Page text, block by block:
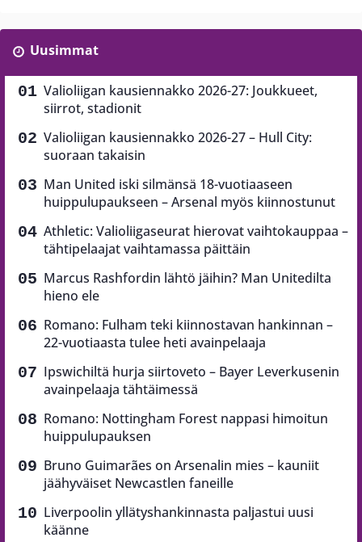
Uusimmat
Valioliigan kausiennakko 2026-27: Joukkueet,
siirrot, stadionit
Valioliigan kausiennakko 2026-27 – Hull City:
suoraan takaisin
Man United iski silmänsä 18-vuotiaaseen
huippulupaukseen – Arsenal myös kiinnostunut
Athletic: Valioliigaseurat hierovat vaihtokauppaa –
tähtipelaajat vaihtamassa päittäin
Marcus Rashfordin lähtö jäihin? Man Unitedilta
hieno ele
Romano: Fulham teki kiinnostavan hankinnan –
22-vuotiaasta tulee heti avainpelaaja
Ipswichiltä hurja siirtoveto – Bayer Leverkusenin
avainpelaaja tähtäimessä
Romano: Nottingham Forest nappasi himoitun
huippulupauksen
Bruno Guimarães on Arsenalin mies – kauniit
jäähyväiset Newcastlen faneille
Liverpoolin yllätyshankinnasta paljastui uusi
käänne